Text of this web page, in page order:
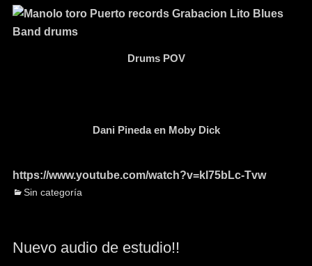
Drums POV
Dani Pineda en Moby Dick
https://www.youtube.com/watch?v=kI75bLc-Tvw
Sin categoría
Nuevo audio de estudio!!